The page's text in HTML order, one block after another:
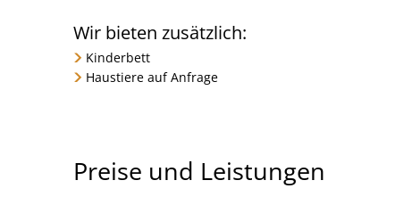
Wir bieten zusätzlich:
Kinderbett
Haustiere auf Anfrage
Preise und Leistungen